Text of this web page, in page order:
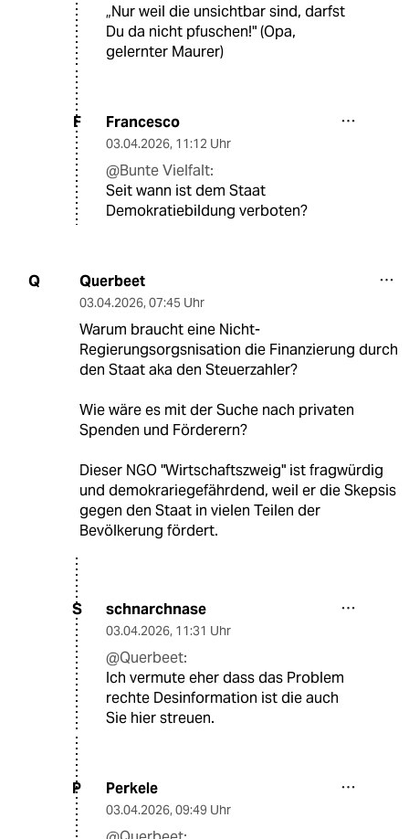
„Nur weil die unsichtbar sind, darfst
Du da nicht pfuschen!" (Opa,
gelernter Maurer)
F Francesco
03.04.2026, 11:12 Uhr
@Bunte Vielfalt:
Seit wann ist dem Staat
Demokratiebildung verboten?
Q Querbeet
03.04.2026, 07:45 Uhr
Warum braucht eine Nicht-
Regierungsorgsnisation die Finanzierung durch
den Staat aka den Steuerzahler?
Wie wäre es mit der Suche nach privaten
Spenden und Förderern?
Dieser NGO "Wirtschaftszweig" ist fragwürdig
und demokrariegefährdend, weil er die Skepsis
gegen den Staat in vielen Teilen der
Bevölkerung fördert.
S schnarchnase
03.04.2026, 11:31 Uhr
@Querbeet:
Ich vermute eher dass das Problem
rechte Desinformation ist die auch
Sie hier streuen.
P Perkele
03.04.2026, 09:49 Uhr